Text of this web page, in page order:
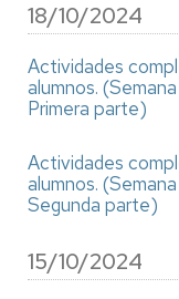
18/10/2024
Actividades
alumnos.
Primera parte)
Actividades
alumnos.
Segunda parte)
15/10/2024